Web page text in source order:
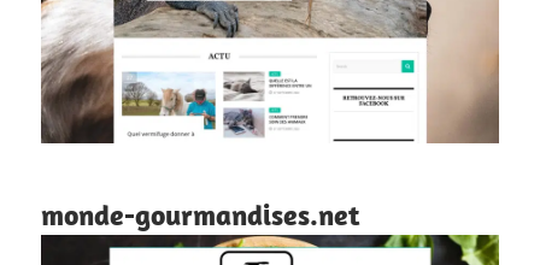
monde-gourmandises.net